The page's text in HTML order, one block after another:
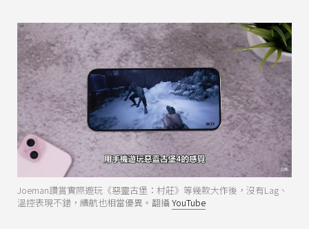
Joeman讚賞實際遊玩《惡靈古堡：村莊》等幾款大作後，沒有Lag、
溫控表現不錯，續航也相當優異。翻攝YouTube